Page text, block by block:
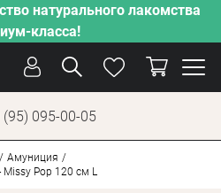
натурального лакомства
класса!
(95) 095-00-05
Амуниция
Missy Pop 120 см L